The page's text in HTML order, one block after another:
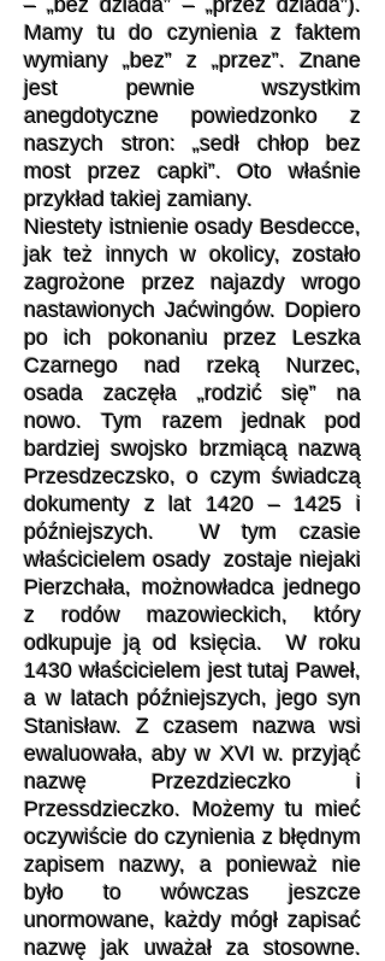
– „bez dziada” – „przez dziada”).
Mamy tu do czynienia z faktem
wymiany „bez” z „przez”. Znane
jest pewnie wszystkim
anegdotyczne powiedzonko z
naszych stron: „sedł chłop bez
most przez capki”. Oto właśnie
przykład takiej zamiany.
Niestety istnienie osady Besdecce,
jak też innych w okolicy, zostało
zagrożone przez najazdy wrogo
nastawionych Jaćwingów. Dopiero
po ich pokonaniu przez Leszka
Czarnego nad rzeką Nurzec,
osada zaczęła „rodzić się” na
nowo. Tym razem jednak pod
bardziej swojsko brzmiącą nazwą
Przesdzeczsko, o czym świadczą
dokumenty z lat 1420 – 1425 i
późniejszych. W tym czasie
właścicielem osady zostaje niejaki
Pierzchała, możnowładca jednego
z rodów mazowieckich, który
odkupuje ją od księcia. W roku
1430 właścicielem jest tutaj Paweł,
a w latach późniejszych, jego syn
Stanisław. Z czasem nazwa wsi
ewaluowała, aby w XVI w. przyjąć
nazwę Przezdzieczko i
Przessdzieczko. Możemy tu mieć
oczywiście do czynienia z błędnym
zapisem nazwy, a ponieważ nie
było to wówczas jeszcze
unormowane, każdy mógł zapisać
nazwę jak uważał za stosowne.